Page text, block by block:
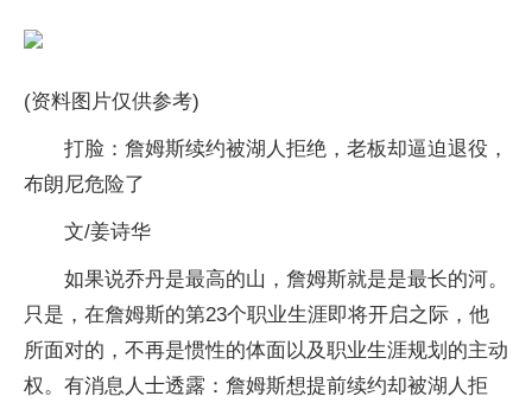
(资料图片仅供参考)
打脸：詹姆斯续约被湖人拒绝，老板却逼迫退役，
布朗尼危险了
文/姜诗华
如果说乔丹是最高的山，詹姆斯就是是最长的河。
只是，在詹姆斯的第23个职业生涯即将开启之际，他
所面对的，不再是惯性的体面以及职业生涯规划的主动
权。有消息人士透露：詹姆斯想提前续约却被湖人拒